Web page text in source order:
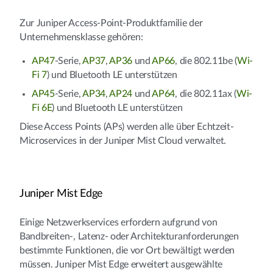
Zur Juniper Access-Point-Produktfamilie der
Unternehmensklasse gehören:
AP47-Serie,AP37,AP36 undAP66, die 802.11be (Wi-
Fi 7) und Bluetooth LE unterstützen
AP45-Serie,AP34,AP24 undAP64, die 802.11ax (Wi-
Fi 6E) und Bluetooth LE unterstützen
Diese Access Points (APs) werden alle über Echtzeit-
Microservices in der Juniper Mist Cloud verwaltet.
Juniper Mist Edge
Einige Netzwerkservices erfordern aufgrund von
Bandbreiten-, Latenz- oder Architekturanforderungen
bestimmte Funktionen, die vor Ort bewältigt werden
müssen. Juniper Mist Edge erweitert ausgewählte